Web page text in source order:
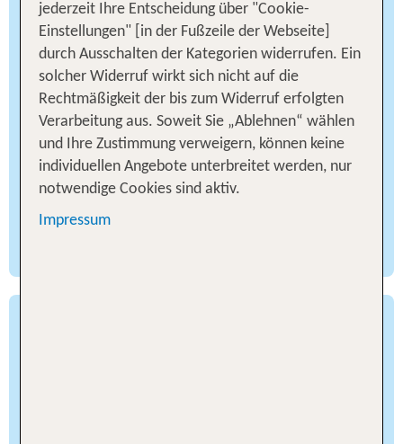
Und wer glaubt, dass Angebote für Zug oder Flug
und Hotel für Venedig nichts für Familien sind, der
täuscht sich. Italien ist ein überaus
kinderfreundliches Land und die Lagunenstadt
besitzt zahlreiche Aktivitätsmöglichkeiten, die
schon den Jüngsten gefallen. Vom
Maskenworkshop über einen Besuch des
Spielzeugmuseums bis zum Spaziergang durch
die Giardini della Biennale mit ihren kunstvoll
angelegten Grünflächen können die Sprösslinge
jederzeit Ihre Entscheidung über "Cookie-
Einstellungen" [in der Fußzeile der Webseite]
durch Ausschalten der Kategorien widerrufen. Ein
solcher Widerruf wirkt sich nicht auf die
Rechtmäßigkeit der bis zum Widerruf erfolgten
Verarbeitung aus. Soweit Sie „Ablehnen“ wählen
und Ihre Zustimmung verweigern, können keine
individuellen Angebote unterbreitet werden, nur
notwendige Cookies sind aktiv.
Impressum